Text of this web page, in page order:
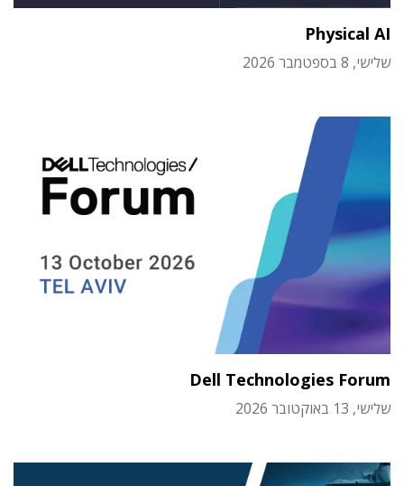
Physical AI
שלישי, 8 בספטמבר 2026
Dell Technologies Forum
שלישי, 13 באוקטובר 2026